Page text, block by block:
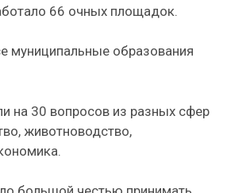
66 очных площадок.
муниципальные образования
на 30 вопросов из разных сфер
животноводство,